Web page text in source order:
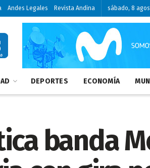
Andes Legales Revista Andina sábado, 8
DEPORTES ECONOMÍA
banda